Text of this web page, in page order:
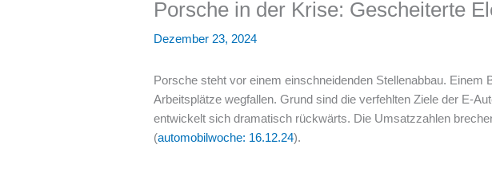
Porsche in der Krise: Gescheiterte
Dezember 23, 2024
Porsche steht vor einem einschneidenden Stellenabbau.
Arbeitsplätze wegfallen. Grund sind die verfehlten Ziele der E-
entwickelt sich dramatisch rückwärts. Die Umsatzzahlen
(automobilwoche: 16.12.24).